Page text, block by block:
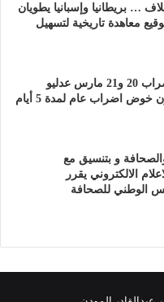
… بريطانيا وإسبانيا يطويان
معاهدة تاريخية لتسهيل
بعد نجاح محطة اضراب 20 و21 مارس عدليو
الكونفدرالية يقررون خوض اضراب عام لمدة 5 أيام
و بتنسيق مع
الالكتروني يقرر
الوطني للصحافة